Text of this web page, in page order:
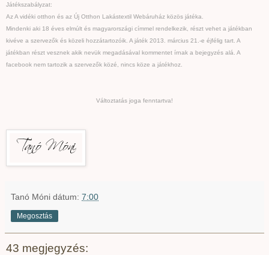
Játékszabályzat:
Az A vidéki otthon és az Új Otthon Lakástextil Webáruház közös játéka.
Mindenki aki 18 éves elmúlt és magyarországi címmel rendelkezik, részt vehet a játékban
kivéve a szervezők és közeli hozzátartozóik. A játék 2013. március 21.-e éjfélig tart. A
játékban részt vesznek akik nevük megadásával kommentet írnak a bejegyzés alá. A
facebook nem tartozik a szervezők közé, nincs köze a játékhoz.
Változtatás joga fenntartva!
Tanó Móni dátum: 7:00
Megosztás
43 megjegyzés: